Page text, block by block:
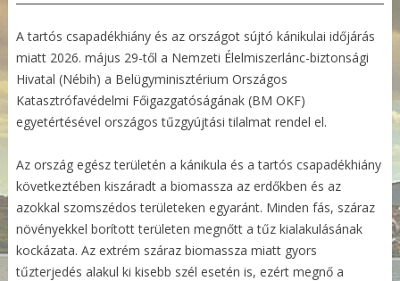
A tartós csapadékhiány és az országot sújtó kánikulai időjárás
miatt 2026. május 29-től a Nemzeti Élelmiszerlánc-biztonsági
Hivatal (Nébih) a Belügyminisztérium Országos
Katasztrófavédelmi Főigazgatóságának (BM OKF)
egyetértésével országos tűzgyújtási tilalmat rendel el.
Az ország egész területén a kánikula és a tartós csapadékhiány
következtében kiszáradt a biomassza az erdőkben és az
azokkal szomszédos területeken egyaránt. Minden fás, száraz
növényekkel borított területen megnőtt a tűz kialakulásának
kockázata. Az extrém száraz biomassza miatt gyors
tűzterjedés alakul ki kisebb szél esetén is, ezért megnő a